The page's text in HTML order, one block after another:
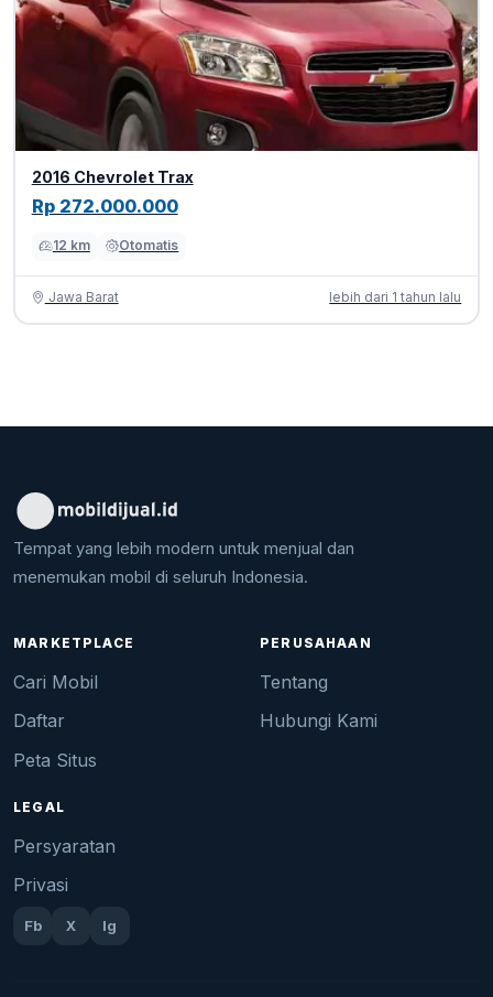
2016 Chevrolet Trax
Rp 272.000.000
12 km Otomatis
Jawa Barat lebih dari 1 tahun lalu
Tempat yang lebih modern untuk menjual dan
menemukan mobil di seluruh Indonesia.
MARKETPLACE
Cari Mobil
Daftar
Peta Situs
PERUSAHAAN
Tentang
Hubungi Kami
LEGAL
Persyaratan
Privasi
Fb X Ig